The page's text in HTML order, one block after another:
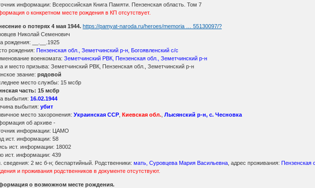
информации: Всероссийская Книга Памяти. Пензенская область. Том 7
о конкретном месте рождения в КП отсутствует.
о потерях 4 мая 1944. https://pamyat-naroda.ru/heroes/memoria … 55130097/?
Николай Семенович
рождения: __.__.1925
рождения:Пензенская обл., Земетчинский р-н, Богоявленский с/с
военкомата: Земетчинский РВК, Пензенская обл., Земетчинский р-н
и место призыва: Земетчинский РВК, Пензенская обл., Земетчинский р-н
звание: рядовой
место службы: 15 мсбр
часть: 15 мсбр
выбытия:16.02.1944
выбытия: убит
место захоронения:Украинская ССР ,Киевская обл. ,Лысянский р-н, с. Чесновка
об архиве -
информации: ЦАМО
ист. информации: 58
ист. информации: 18002
ист. информации: 439
сведения: 2 мс б-н; беспартийный. Родственники:мать, Суровцева Мария Васильевна , адрес проживания:Пензенская
и проживания родственников в документе отсутствуют.
о возможном месте рождения.